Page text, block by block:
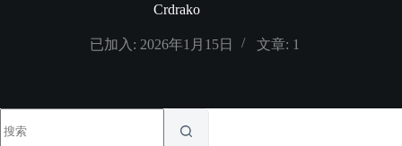
Crdrako
已加入: 2026年1月15日 文章: 1
结